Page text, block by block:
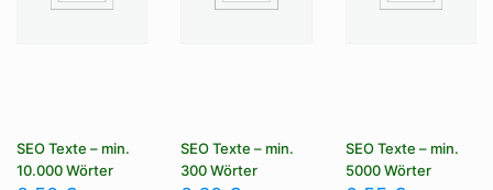
SEO Texte – min.
10.000 Wörter
SEO Texte – min.
300 Wörter
SEO Texte – min.
5000 Wörter